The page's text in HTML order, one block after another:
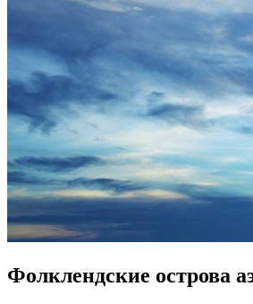
Фолклендские острова